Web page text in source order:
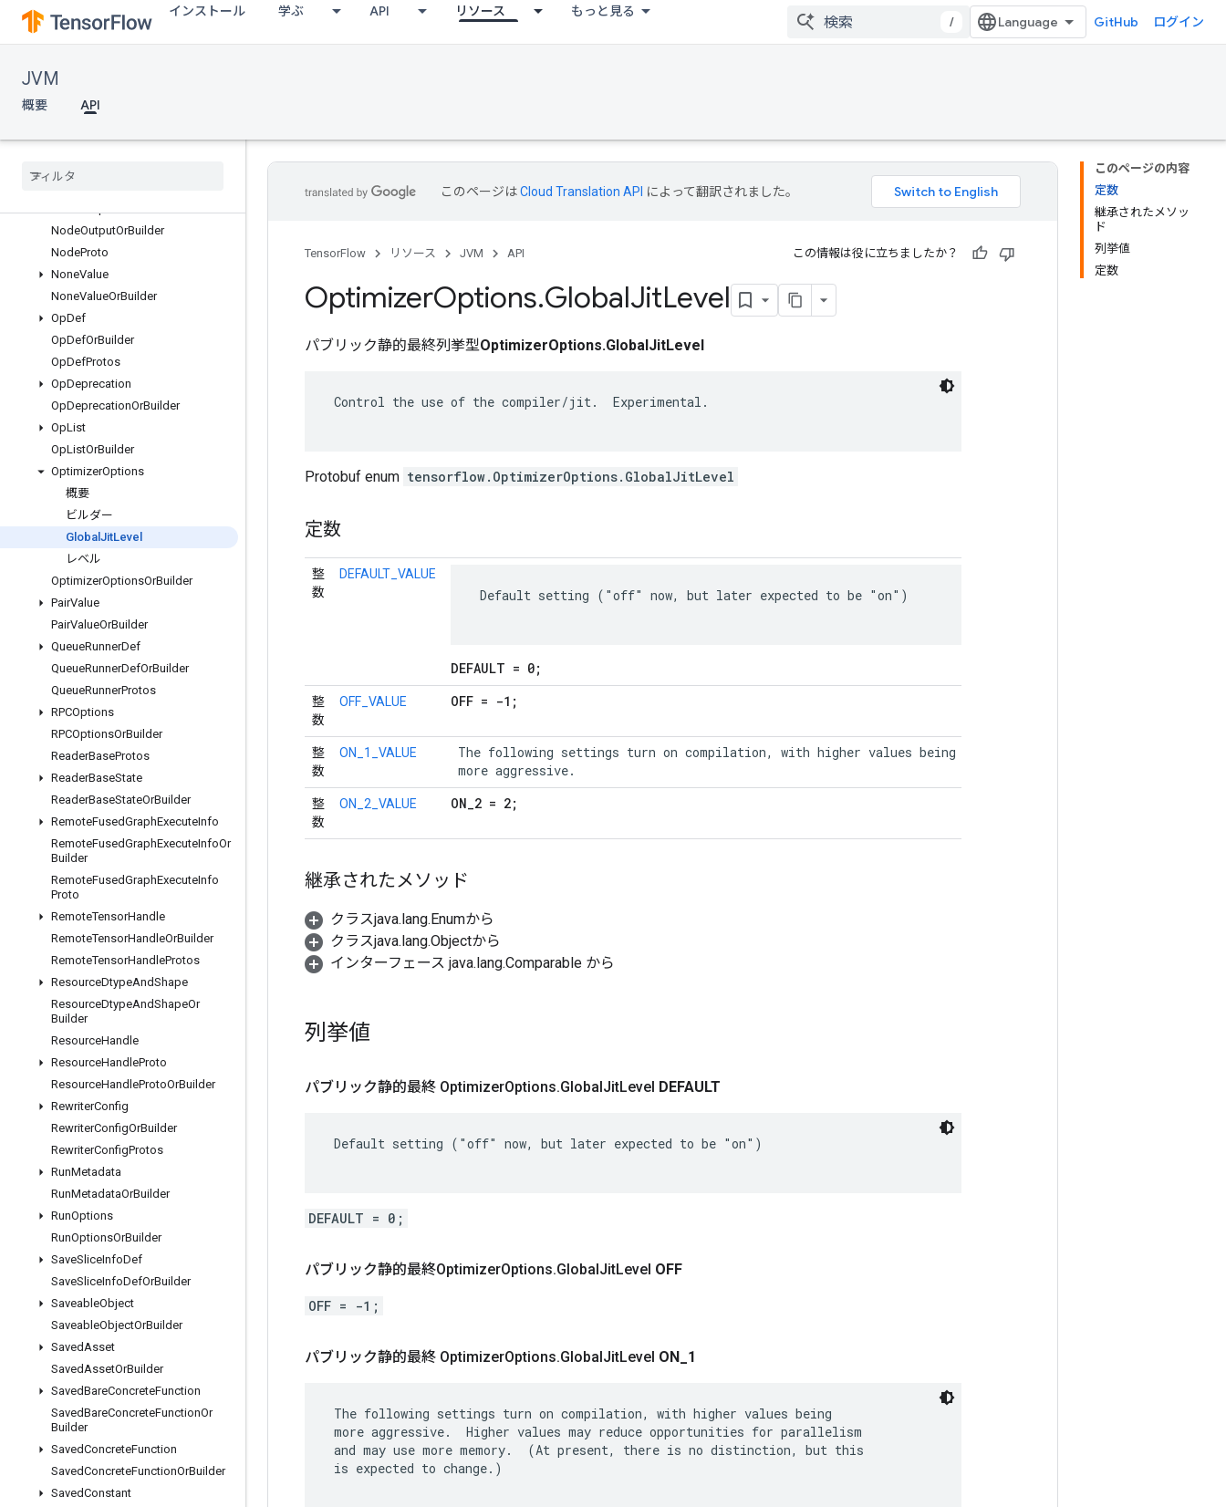
インストール 学ぶ API リソース もっと見る
/ GitHub ログイン
JVM
概要 API
NamedTensorProto
NamedTensorProtoOrBuilder
NamedTupleValue
NamedTupleValueOrBuilder
NodeDefOrBuilder
NodeOutputOrBuilder
NodeProto
NoneValue
NoneValueOrBuilder
OpDef
OpDefOrBuilder
OpDefProtos
OpDeprecation
OpDeprecationOrBuilder
OpList
OpListOrBuilder
OptimizerOptions
概要
ビルダー
Global JitLevel
レベル
OptimizerOptionsOrBuilder
PairValue
PairValueOrBuilder
QueueRunnerDef
QueueRunnerDefOrBuilder
QueueRunnerProtos
RPCOptions
RPCOptionsOrBuilder
ReaderBaseProtos
ReaderBaseState
ReaderBaseStateOrBuilder
RemoteFusedGraphExecuteInfo
RemoteFusedGraphExecuteInfoOr
Builder
RemoteFusedGraphExecuteInfo
Proto
RemoteTensorHandle
RemoteTensorHandleOrBuilder
RemoteTensorHandleProtos
ResourceDtypeAndShape
ResourceDtypeAndShapeOr
Builder
ResourceHandle
ResourceHandleProto
ResourceHandleProtoOrBuilder
RewriterConfig
RewriterConfigOrBuilder
RewriterConfigProtos
RunMetadata
RunMetadataOrBuilder
RunOptions
RunOptionsOrBuilder
SaveSliceInfoDef
SaveSliceInfoDefOrBuilder
SaveableObject
SaveableObjectOrBuilder
SavedAsset
SavedAssetOrBuilder
SavedBareConcreteFunction
SavedBareConcreteFunctionOr
Builder
SavedConcreteFunction
SavedConcreteFunctionOrBuilder
SavedConstant
このページの内容
定数
継承されたメソッ
ド
列挙値
定数
このページはCloud Translation API によって翻訳されました。
TensorFlow リソース JVM API この情報は役に立ちましたか？
OptimizerOptions.GlobalJitLevel
パブリック静的最終列挙型OptimizerOptions.GlobalJitLevel
Control the use of the compiler/jit.  Experimental.
Protobuf enum tensorflow.OptimizerOptions.GlobalJitLevel
定数
整
数
DEFAULT_VALUE
Default setting ("off" now, but later expected to be "on")
DEFAULT = 0;
整
数
OFF_VALUE OFF = -1;
整
数
ON_1_VALUE
The following settings turn on compilation, with higher values being
more aggressive.
整
数
ON_2_VALUE ON_2 = 2;
継承されたメソッド
クラスjava.lang.Enumから
クラスjava.lang.Objectから
インターフェース java.lang.Comparable から
列挙値
パブリック静的最終 OptimizerOptions.GlobalJitLevel DEFAULT
Default setting ("off" now, but later expected to be "on")
DEFAULT = 0;
パブリック静的最終OptimizerOptions.GlobalJitLevel OFF
OFF = -1;
パブリック静的最終 OptimizerOptions.GlobalJitLevel ON 1
The following settings turn on compilation, with higher values being
more aggressive.  Higher values may reduce opportunities for parallelism
and may use more memory.  (At present, there is no distinction, but this
is expected to change.)